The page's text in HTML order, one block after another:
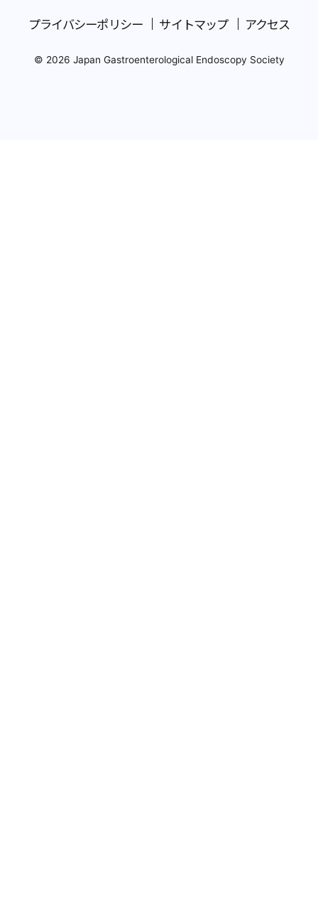
プライバシーポリシー サイトマップ アクセス
© 2026 Japan Gastroenterological Endoscopy Society